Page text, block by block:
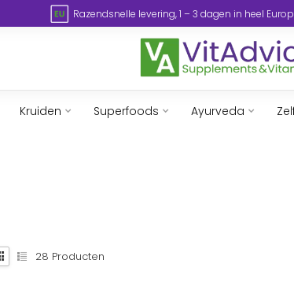
Razendsnelle levering, 1 – 3 dagen in heel
Kruiden Superfoods Ayurveda
28 Producten